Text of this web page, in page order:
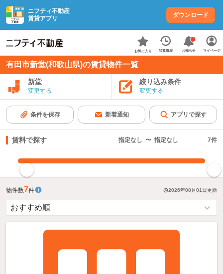
ニフティ不動産
賃貸アプリ
ダウンロード
お気に入り 閲覧履歴 お知らせ マイページ
有田市新堂(和歌山県)の賃貸物件一覧
新堂
変更する
絞り込み条件
変更する
条件を保存 新着通知 アプリで探す
賃料で探す 指定なし 〜 指定なし 7件
物件数7件 2026年08月01日更新